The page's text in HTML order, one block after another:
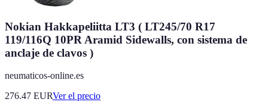
Nokian Hakkapeliitta LT3 ( LT245/70 R17
119/116Q 10PR Aramid Sidewalls, con sistema de
anclaje de clavos )
neumaticos-online.es
276.47 EURVer el precio